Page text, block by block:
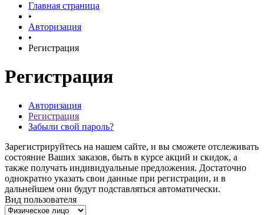
Главная страница
•
Авторизация
•
Регистрация
Регистрация
Авторизация
Регистрация
Забыли свой пароль?
Зарегистрируйтесь на нашем сайте, и вы сможете отслеживать
состояние Ваших заказов, быть в курсе акций и скидок, а
также получать индивидуальные предложения. Достаточно
однократно указать свои данные при регистрации, и в
дальнейшем они будут подставляться автоматически.
Вид пользователя